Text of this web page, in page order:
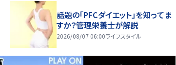
話題の「PFCダイエット」を知ってま
すか？管理栄養士が解説
2026/08/07 06:00ライフスタイル